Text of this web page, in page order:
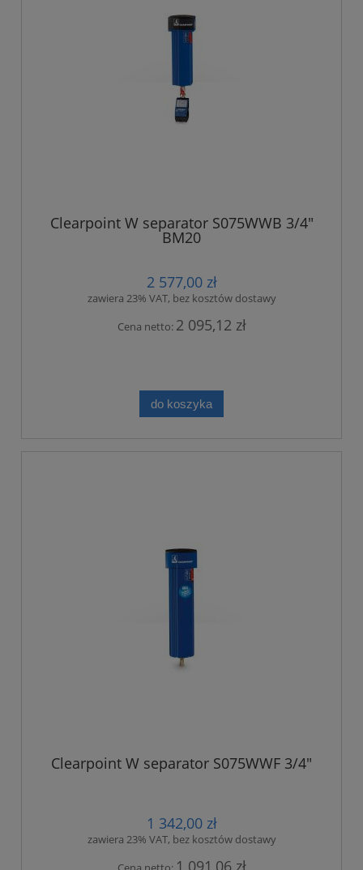
Clearpoint W separator S075WWB 3/4"
BM20
2 577,00 zł
zawiera 23% VAT, bez kosztów dostawy
Cena netto: 2 095,12 zł
do koszyka
Clearpoint W separator S075WWF 3/4"
1 342,00 zł
zawiera 23% VAT, bez kosztów dostawy
1 091,06 zł